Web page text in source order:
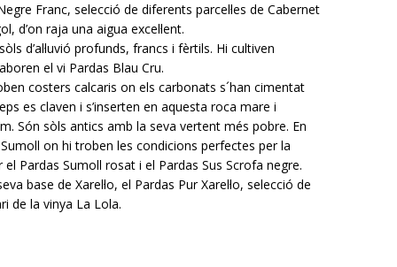
Franc, selecció de diferents parcel·les de Cabernet
d’on raja una aigua excel·lent.
d’al·luvió profunds, francs i fèrtils. Hi cultiven
el vi Pardas Blau Cru.
costers calcaris on els carbonats s´han cimentat
es claven i s’inserten en aquesta roca mare i
Són sòls antics amb la seva vertent més pobre. En
on hi troben les condicions perfectes per la
Pardas Sumoll rosat i el Pardas Sus Scrofa negre.
base de Xarel·lo, el Pardas Pur Xarel·lo, selecció de
de la vinya La Lola.